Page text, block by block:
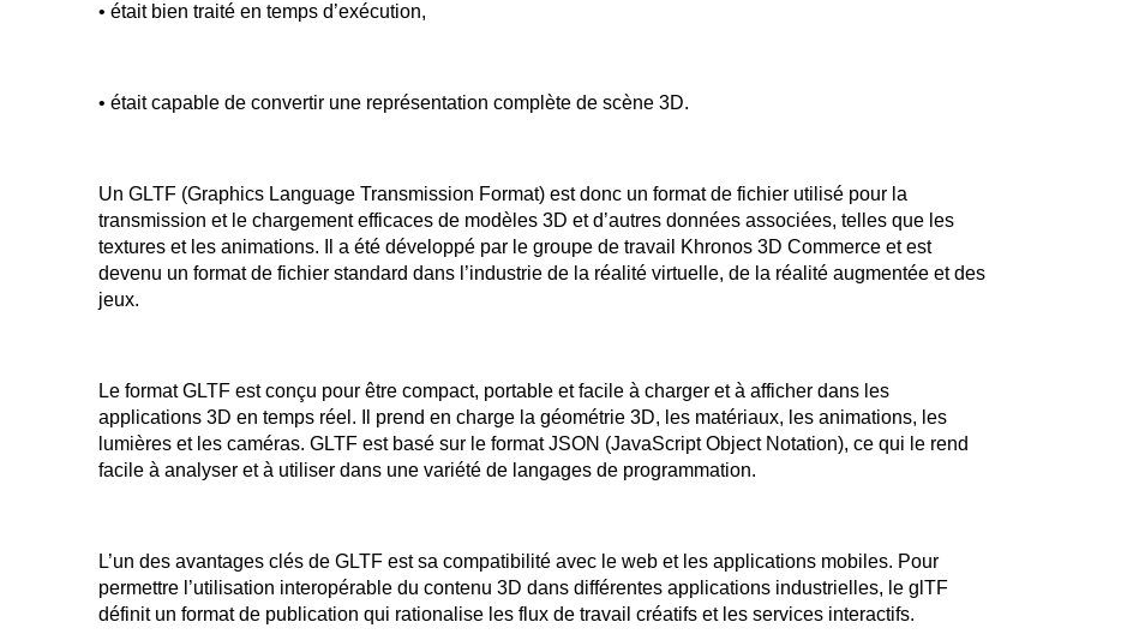
• était bien traité en temps d’exécution,
• était capable de convertir une représentation complète de scène 3D.
Un GLTF (Graphics Language Transmission Format) est donc un format de fichier utilisé pour la
transmission et le chargement efficaces de modèles 3D et d’autres données associées, telles que les
textures et les animations. Il a été développé par le groupe de travail Khronos 3D Commerce et est
devenu un format de fichier standard dans l’industrie de la réalité virtuelle, de la réalité augmentée et des
jeux.
Le format GLTF est conçu pour être compact, portable et facile à charger et à afficher dans les
applications 3D en temps réel. Il prend en charge la géométrie 3D, les matériaux, les animations, les
lumières et les caméras. GLTF est basé sur le format JSON (JavaScript Object Notation), ce qui le rend
facile à analyser et à utiliser dans une variété de langages de programmation.
L’un des avantages clés de GLTF est sa compatibilité avec le web et les applications mobiles. Pour
permettre l’utilisation interopérable du contenu 3D dans différentes applications industrielles, le glTF
définit un format de publication qui rationalise les flux de travail créatifs et les services interactifs.